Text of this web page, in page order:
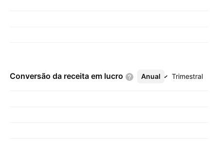
Conversão da receita em lucro Anual Trimestral
Mais